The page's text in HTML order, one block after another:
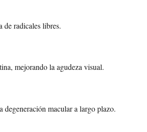
radicales libres.
mejorando la agudeza visual.
macular a largo plazo.